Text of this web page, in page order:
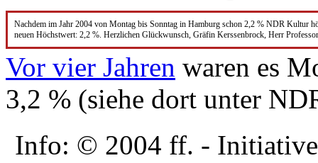
Nachdem im Jahr 2004 von Montag bis Sonntag in Hamburg schon 2,2 % NDR Kultur
neuen Höchstwert: 2,2 %. Herzlichen Glückwunsch, Gräfin Kerssenbrock, Herr
Vor vier Jahren waren es
3,2 % (siehe dort unter
Info: © 2004 ff. -